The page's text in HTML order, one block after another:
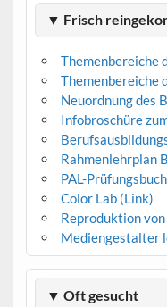
▼ Frisch
Themenbereiche
Themenbereiche
Neuordnung des
Infobroschüre
Rahmenlehrplan
PAL-Prüfungsbuch
Color Lab (Link)
Reproduktion
Mediengestalter
▼ Oft gesucht